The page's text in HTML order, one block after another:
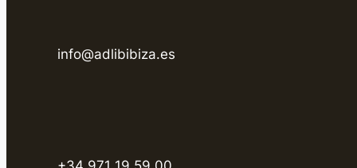
info@adlibibiza.es